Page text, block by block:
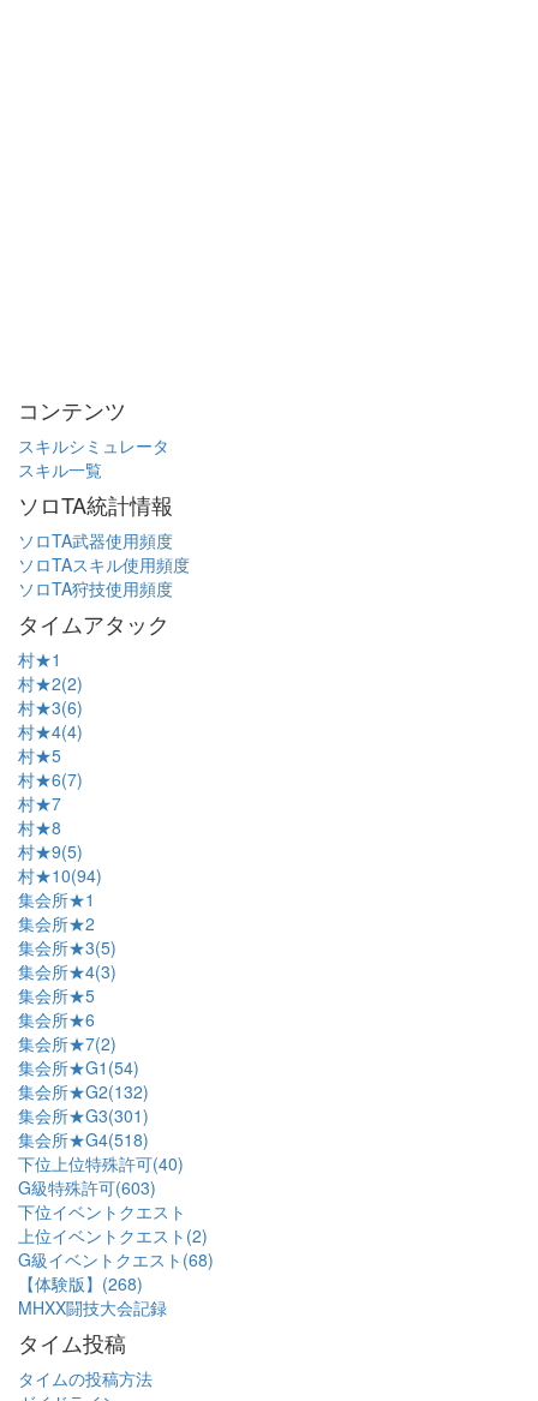
コンテンツ
スキルシミュレータ
スキル一覧
ソロTA統計情報
ソロTA武器使用頻度
ソロTAスキル使用頻度
ソロTA狩技使用頻度
タイムアタック
村★1
村★2(2)
村★3(6)
村★4(4)
村★5
村★6(7)
村★7
村★8
村★9(5)
村★10(94)
集会所★1
集会所★2
集会所★3(5)
集会所★4(3)
集会所★5
集会所★6
集会所★7(2)
集会所★G1(54)
集会所★G2(132)
集会所★G3(301)
集会所★G4(518)
下位上位特殊許可(40)
G級特殊許可(603)
下位イベントクエスト
上位イベントクエスト(2)
G級イベントクエスト(68)
【体験版】(268)
MHXX闘技大会記録
タイム投稿
タイムの投稿方法